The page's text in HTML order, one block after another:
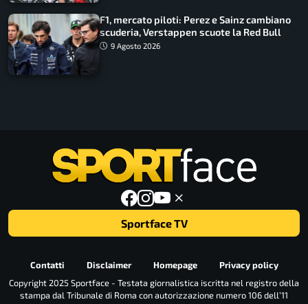
F1, mercato piloti: Perez e Sainz cambiano
scuderia, Verstappen scuote la Red Bull
9 Agosto 2026
Sportface TV
Contatti Disclaimer Homepage
Privacy policy
Copyright 2025 Sportface - Testata giornalistica iscritta nel registro della
stampa dal Tribunale di Roma con autorizzazione numero 106 dell’11